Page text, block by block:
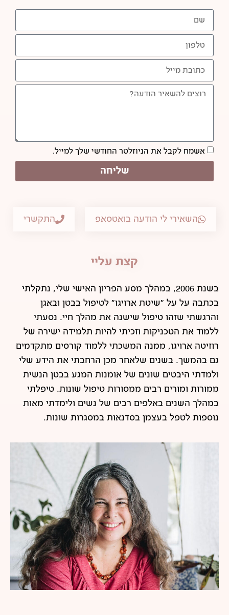
אשמח לקבל את הניוזלטר החודשי שלך למייל.
שליחה
השאירי לי הודעה בואטסאפ התקשרי
קצת עליי
בשנת 2006, במהלך מסע הפריון האישי שלי, נתקלתי
בכתבה על על "שיטת ארויגו" לטיפול בבטן ובאגן
והרגשתי שזהו טיפול שישנה את מהלך חיי. נסעתי
ללמוד את הטכניקות וזכיתי להיות תלמידה ישירה של
רוזיטה ארויגו, ממנה המשכתי ללמוד קורסים מתקדמים
גם בהמשך. בשנים שלאחר מכן הרחבתי את הידע שלי
ולמדתי היבטים שונים של אומנות המגע בבטן הנשית
ממורות ומורים רבים ממסורות טיפול שונות. טיפלתי
במהלך השנים באלפים רבים של נשים ולימדתי מאות
נוספות לטפל בעצמן בסדנאות במסגרות שונות.